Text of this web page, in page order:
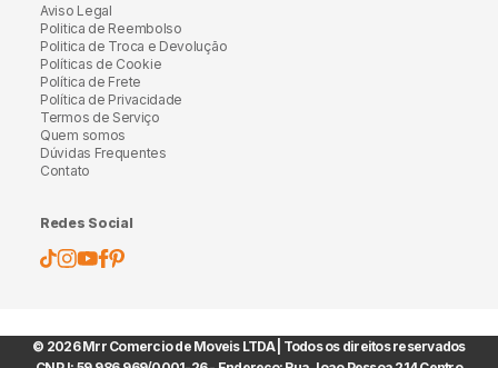
Aviso Legal
Politica de Reembolso
Politica de Troca e Devolução
Políticas de Cookie
Política de Frete
Política de Privacidade
Termos de Serviço
Quem somos
Dúvidas Frequentes
Contato
Redes Social
© 2026 Mrr Comercio de Moveis LTDA | Todos os direitos reservados